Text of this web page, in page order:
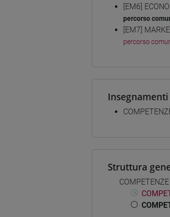
[EM6]
percorso
[EM7]
percorso
Struttura